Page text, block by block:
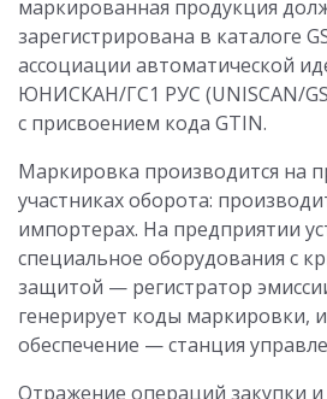
маркированная продукция
зарегистрирована в каталоге
ассоциации автоматической
ЮНИСКАН/ГС1 РУС (UNISCAN/
с присвоением кода GTIN.
Маркировка производится на
участниках оборота:
импортерах. На предприятии
специальное оборудования с
защитой — регистратор
генерирует коды маркировки,
обеспечение — станция
Отражение операций закупки